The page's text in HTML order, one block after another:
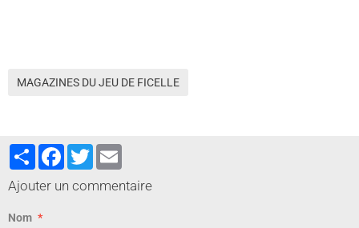
MAGAZINES DU JEU DE FICELLE
PartagerFacebook
Twitter
Ajouter un commentaire
Nom